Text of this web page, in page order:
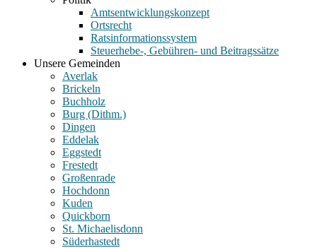
Amtsentwicklungskonzept
Ortsrecht
Ratsinformationssystem
Steuerhebe-, Gebühren- und Beitragssätze
Unsere Gemeinden
Averlak
Brickeln
Buchholz
Burg (Dithm.)
Dingen
Eddelak
Eggstedt
Frestedt
Großenrade
Hochdonn
Kuden
Quickborn
St. Michaelisdonn
Süderhastedt